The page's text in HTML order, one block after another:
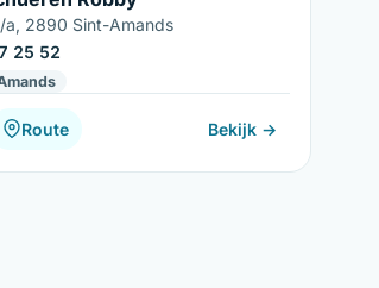
a, 2890 Sint-Amands
25 52
Route Bekijk →